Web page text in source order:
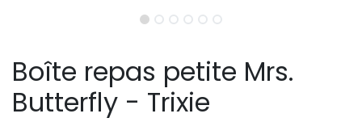
Boîte repas petite Mrs.
Butterfly - Trixie